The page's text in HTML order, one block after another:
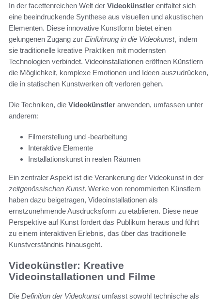
In der facettenreichen Welt der Videokünstler entfaltet sich
eine beeindruckende Synthese aus visuellen und akustischen
Elementen. Diese innovative Kunstform bietet einen
gelungenen Zugang zur Einführung in die Videokunst, indem
sie traditionelle kreative Praktiken mit modernsten
Technologien verbindet. Videoinstallationen eröffnen Künstlern
die Möglichkeit, komplexe Emotionen und Ideen auszudrücken,
die in statischen Kunstwerken oft verloren gehen.
Die Techniken, die Videokünstler anwenden, umfassen unter
anderem:
Filmerstellung und -bearbeitung
Interaktive Elemente
Installationskunst in realen Räumen
Ein zentraler Aspekt ist die Verankerung der Videokunst in der
zeitgenössischen Kunst. Werke von renommierten Künstlern
haben dazu beigetragen, Videoinstallationen als
ernstzunehmende Ausdrucksform zu etablieren. Diese neue
Perspektive auf Kunst fordert das Publikum heraus und führt
zu einem interaktiven Erlebnis, das über das traditionelle
Kunstverständnis hinausgeht.
Videokünstler: Kreative
Videoinstallationen und Filme
Die Definition der Videokunstumfasst sowohl technische als